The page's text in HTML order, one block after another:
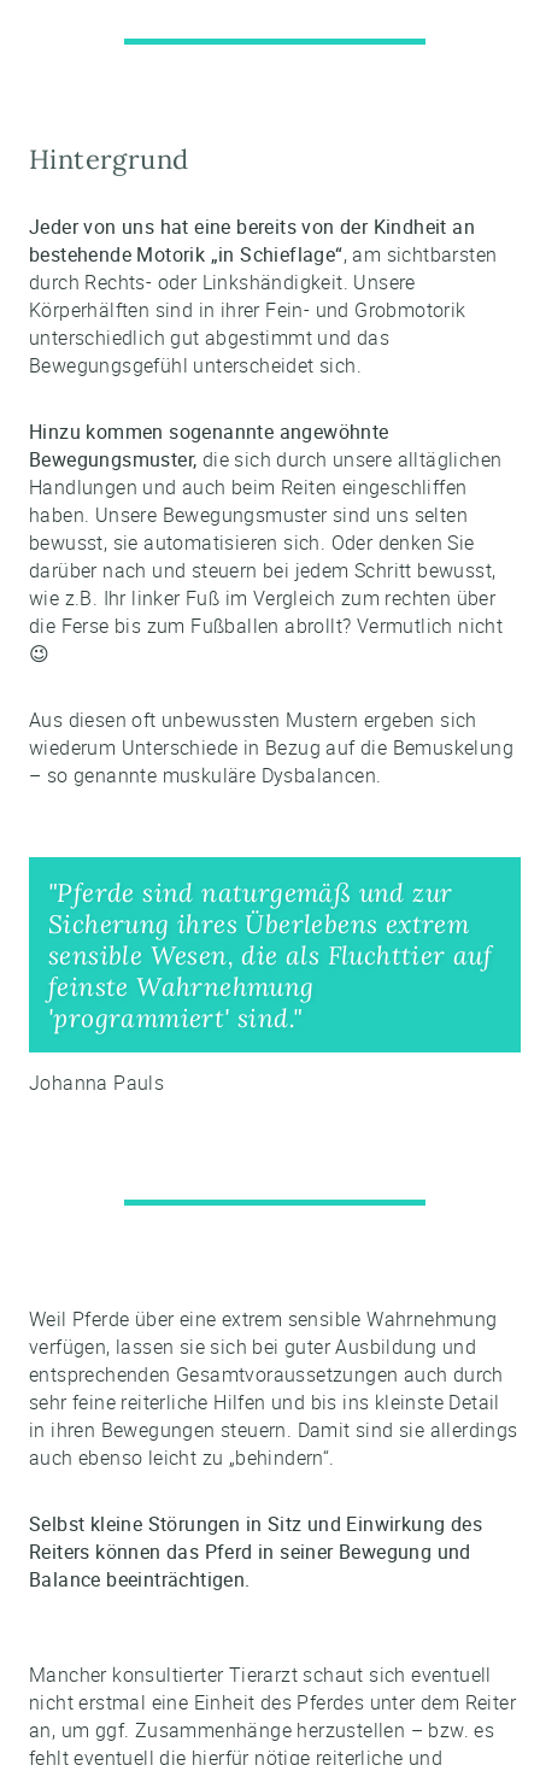
Hintergrund
Jeder von uns hat eine bereits von der Kindheit an
bestehende Motorik „in Schieflage“, am sichtbarsten
durch Rechts- oder Linkshändigkeit. Unsere
Körperhälften sind in ihrer Fein- und Grobmotorik
unterschiedlich gut abgestimmt und das
Bewegungsgefühl unterscheidet sich.
Hinzu kommen sogenannte angewöhnte
Bewegungsmuster, die sich durch unsere alltäglichen
Handlungen und auch beim Reiten eingeschliffen
haben. Unsere Bewegungsmuster sind uns selten
bewusst, sie automatisieren sich. Oder denken Sie
darüber nach und steuern bei jedem Schritt bewusst,
wie z.B. Ihr linker Fuß im Vergleich zum rechten über
die Ferse bis zum Fußballen abrollt? Vermutlich nicht
😉
Aus diesen oft unbewussten Mustern ergeben sich
wiederum Unterschiede in Bezug auf die Bemuskelung
– so genannte muskuläre Dysbalancen.
"Pferde sind naturgemäß und zur
Sicherung ihres Überlebens extrem
sensible Wesen, die als Fluchttier auf
feinste Wahrnehmung
'programmiert' sind."
Johanna Pauls
Weil Pferde über eine extrem sensible Wahrnehmung
verfügen, lassen sie sich bei guter Ausbildung und
entsprechenden Gesamtvoraussetzungen auch durch
sehr feine reiterliche Hilfen und bis ins kleinste Detail
in ihren Bewegungen steuern. Damit sind sie allerdings
auch ebenso leicht zu „behindern“.
Selbst kleine Störungen in Sitz und Einwirkung des
Reiters können das Pferd in seiner Bewegung und
Balance beeinträchtigen.
Mancher konsultierter Tierarzt schaut sich eventuell
nicht erstmal eine Einheit des Pferdes unter dem Reiter
an, um ggf. Zusammenhänge herzustellen – bzw. es
fehlt eventuell die hierfür nötige reiterliche und